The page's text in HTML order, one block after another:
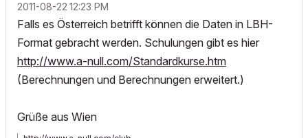
‎2011-08-22 12:23 PM
Falls es Österreich betrifft können die Daten in LBH-
Format gebracht werden. Schulungen gibt es hier
http://www.a-null.com/Standardkurse.htm
(Berechnungen und Berechnungen erweitert.)
Grüße aus Wien